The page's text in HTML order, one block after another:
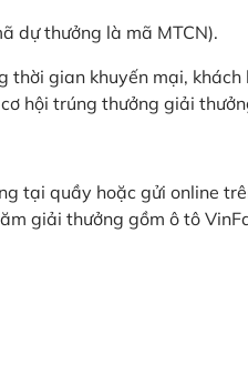
dự thưởng là mã MTCN).
thời gian khuyến mại, khách
hội trúng thưởng giải
tại quầy hoặc gửi online
giải thưởng gồm ô tô